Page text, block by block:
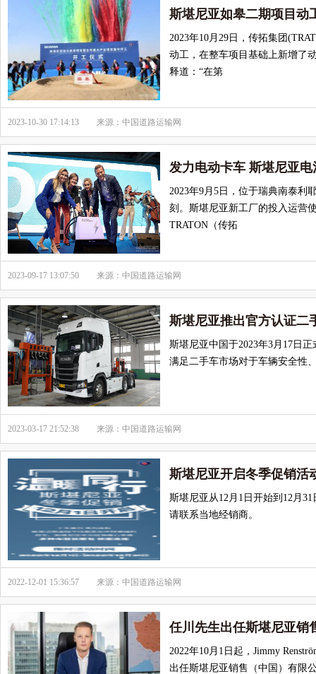
斯堪尼亚如皋二期项目动
2023年10月29日，传拓集团
动工，在整车项目基础上新增了
释道：“在第
2023-10-30 17:14:13 来源：中国道路运输网
发力电动卡车 斯堪尼亚
2023年9月5日，位于瑞典南泰利
刻。斯堪尼亚新工厂的投入运营
TRATON（传拓
2023-09-17 13:07:50 来源：中国道路运输网
斯堪尼亚推出官方认证二
斯堪尼亚中国于2023年3月17日
满足二手车市场对于车辆安全性
2023-03-17 21:52:38 来源：中国道路运输网
斯堪尼亚开启冬季促销活
斯堪尼亚从12月1日开始到12月
请联系当地经销商。
2022-12-01 15:36:57 来源：中国道路运输网
任川先生出任斯堪尼亚销
2022年10月1日起，Jimmy
出任斯堪尼亚销售（中国）有限